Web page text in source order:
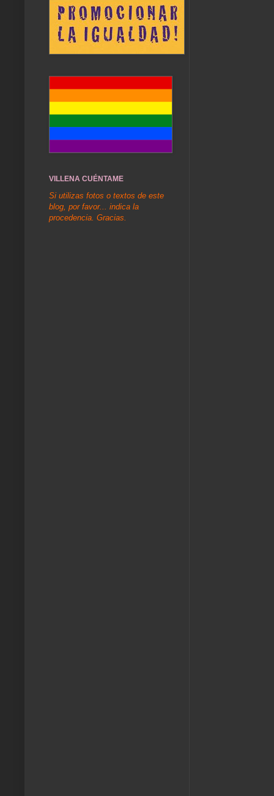
VILLENA CUÉNTAME
Si utilizas fotos o textos de este
blog, por favor... indica la
procedencia. Gracias.